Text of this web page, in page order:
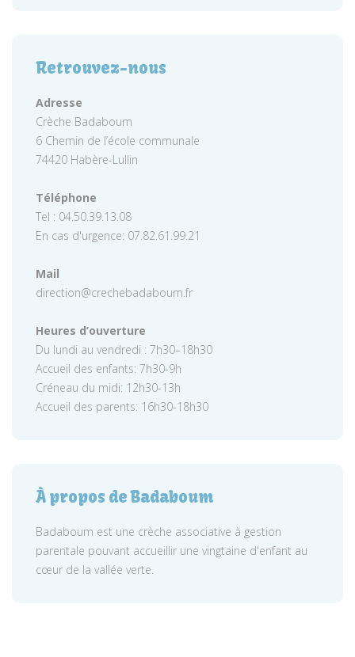
Retrouvez-nous
Adresse
Crèche Badaboum
6 Chemin de l’école communale
74420 Habère-Lullin
Téléphone
Tel : 04.50.39.13.08
En cas d'urgence: 07.82.61.99.21
Mail
direction@crechebadaboum.fr
Heures d’ouverture
Du lundi au vendredi : 7h30–18h30
Accueil des enfants: 7h30-9h
Créneau du midi: 12h30-13h
Accueil des parents: 16h30-18h30
À propos de Badaboum
Badaboum est une crèche associative à gestion
parentale pouvant accueillir une vingtaine d'enfant au
cœur de la vallée verte.